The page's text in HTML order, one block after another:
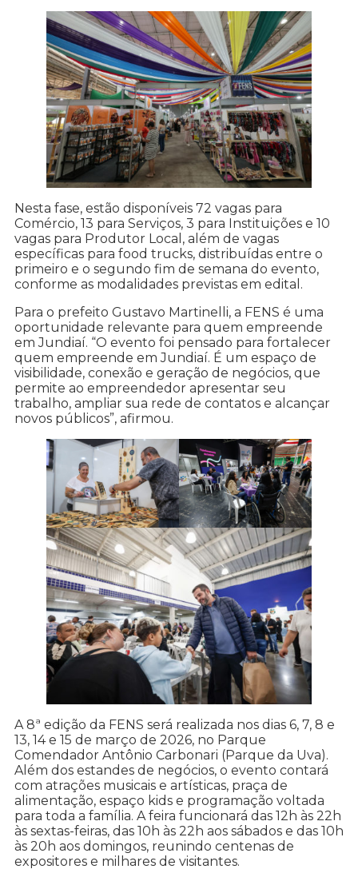
Nesta fase, estão disponíveis 72 vagas para
Comércio, 13 para Serviços, 3 para Instituições e 10
vagas para Produtor Local, além de vagas
específicas para food trucks, distribuídas entre o
primeiro e o segundo fim de semana do evento,
conforme as modalidades previstas em edital.
Para o prefeito Gustavo Martinelli, a FENS é uma
oportunidade relevante para quem empreende
em Jundiaí. “O evento foi pensado para fortalecer
quem empreende em Jundiaí. É um espaço de
visibilidade, conexão e geração de negócios, que
permite ao empreendedor apresentar seu
trabalho, ampliar sua rede de contatos e alcançar
novos públicos”, afirmou.
A 8ª edição da FENS será realizada nos dias 6, 7, 8 e
13, 14 e 15 de março de 2026, no Parque
Comendador Antônio Carbonari (Parque da Uva).
Além dos estandes de negócios, o evento contará
com atrações musicais e artísticas, praça de
alimentação, espaço kids e programação voltada
para toda a família. A feira funcionará das 12h às 22h
às sextas-feiras, das 10h às 22h aos sábados e das 10h
às 20h aos domingos, reunindo centenas de
expositores e milhares de visitantes.